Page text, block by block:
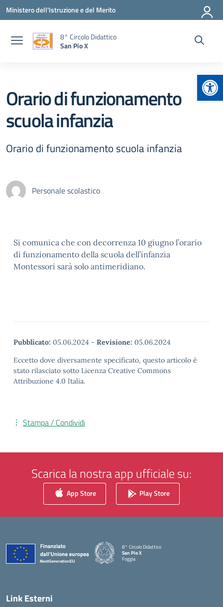
Vai ai contenuti
Vai al menu di navigazione
Vai al footer
Ministero dell'Istruzione e del Merito
8° Circolo Didattico
San Pio X
Orario di funzionamento
scuola infanzia
Orario di funzionamento scuola infanzia
Personale scolastico
Si comunica che con decorrenza 10 giugno l’orario
di funzionamento della scuola dell’infanzia
Montessori sarà solo antimeridiano.
Pubblicato: 05.06.2024 - Revisione: 05.06.2024
Eccetto dove diversamente specificato, questo articolo è
stato rilasciato sotto Licenza Creative Commons
Attribuzione 4.0 Italia.
Stampa / Condividi
Scarica la nostra app ufficiale su:
App Store Play Store
8° Circolo Didattico
San Pio X
Foggia
— Visita la pagina iniziale della scuola
Link Esterni